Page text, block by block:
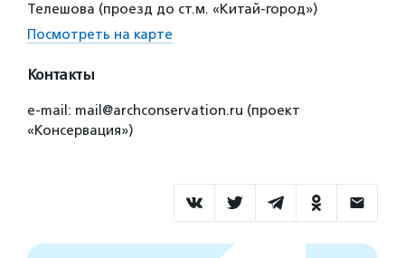
Телешова (проезд до ст.м. «Китай-город»)
Посмотреть на карте
Контакты
e-mail: mail@archconservation.ru (проект
«Консервация»)